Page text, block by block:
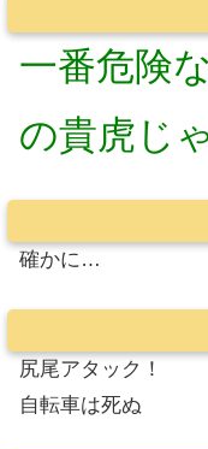
一番危険
の貴虎じ
確かに…
尻尾アタック！
自転車は死ぬ